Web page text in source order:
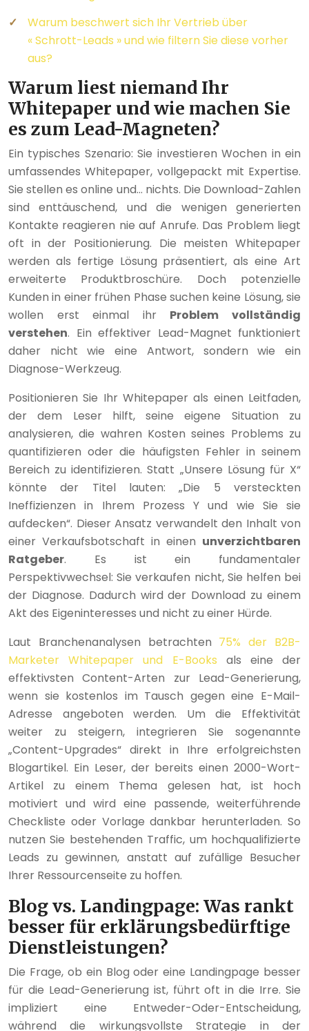
Warum beschwert sich Ihr Vertrieb über
« Schrott-Leads » und wie filtern Sie diese vorher
aus?
Warum liest niemand Ihr
Whitepaper und wie machen Sie
es zum Lead-Magneten?
Ein typisches Szenario: Sie investieren Wochen in ein
umfassendes Whitepaper, vollgepackt mit Expertise.
Sie stellen es online und… nichts. Die Download-Zahlen
sind enttäuschend, und die wenigen generierten
Kontakte reagieren nie auf Anrufe. Das Problem liegt
oft in der Positionierung. Die meisten Whitepaper
werden als fertige Lösung präsentiert, als eine Art
erweiterte Produktbroschüre. Doch potenzielle
Kunden in einer frühen Phase suchen keine Lösung, sie
wollen erst einmal ihr Problem vollständig
verstehen. Ein effektiver Lead-Magnet funktioniert
daher nicht wie eine Antwort, sondern wie ein
Diagnose-Werkzeug.
Positionieren Sie Ihr Whitepaper als einen Leitfaden,
der dem Leser hilft, seine eigene Situation zu
analysieren, die wahren Kosten seines Problems zu
quantifizieren oder die häufigsten Fehler in seinem
Bereich zu identifizieren. Statt „Unsere Lösung für X“
könnte der Titel lauten: „Die 5 versteckten
Ineffizienzen in Ihrem Prozess Y und wie Sie sie
aufdecken“. Dieser Ansatz verwandelt den Inhalt von
einer Verkaufsbotschaft in einen unverzichtbaren
Ratgeber. Es ist ein fundamentaler
Perspektivwechsel: Sie verkaufen nicht, Sie helfen bei
der Diagnose. Dadurch wird der Download zu einem
Akt des Eigeninteresses und nicht zu einer Hürde.
Laut Branchenanalysen betrachten 75% der B2B-
Marketer Whitepaper und E-Books als eine der
effektivsten Content-Arten zur Lead-Generierung,
wenn sie kostenlos im Tausch gegen eine E-Mail-
Adresse angeboten werden. Um die Effektivität
weiter zu steigern, integrieren Sie sogenannte
„Content-Upgrades“ direkt in Ihre erfolgreichsten
Blogartikel. Ein Leser, der bereits einen 2000-Wort-
Artikel zu einem Thema gelesen hat, ist hoch
motiviert und wird eine passende, weiterführende
Checkliste oder Vorlage dankbar herunterladen. So
nutzen Sie bestehenden Traffic, um hochqualifizierte
Leads zu gewinnen, anstatt auf zufällige Besucher
Ihrer Ressourcenseite zu hoffen.
Blog vs. Landingpage: Was rankt
besser für erklärungsbedürftige
Dienstleistungen?
Die Frage, ob ein Blog oder eine Landingpage besser
für die Lead-Generierung ist, führt oft in die Irre. Sie
impliziert eine Entweder-Oder-Entscheidung,
während die wirkungsvollste Strategie in der